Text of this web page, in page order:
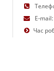
E-mail:
Час